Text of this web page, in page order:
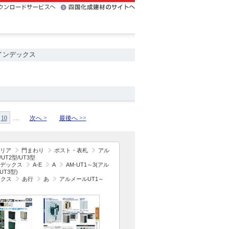
ンデックス
10 … 次へ > 最後へ >>
ア 門まわり ポスト・表札
アル
型/UT3型
ックス
A-E A
AM-UT1～3(アル
型)
ス
あ行 あ アルメールUT1～